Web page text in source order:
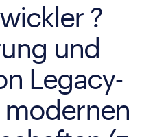
?
und
Legacy-